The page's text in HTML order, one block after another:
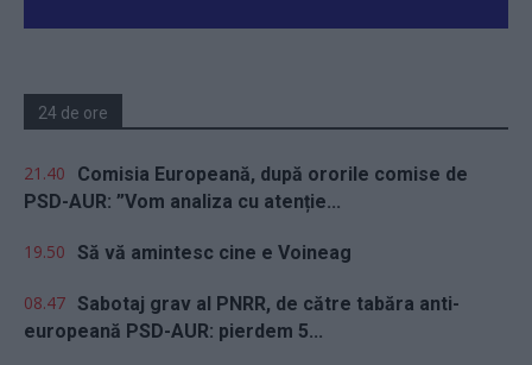
24 de ore
21.40
Comisia Europeană, după ororile comise de
PSD-AUR: ”Vom analiza cu atenție...
19.50 Să vă amintesc cine e Voineag
08.47 Sabotaj grav al PNRR, de către tabăra anti-
europeană PSD-AUR: pierdem 5...